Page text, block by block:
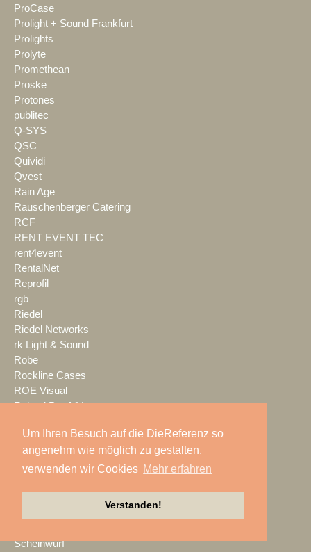
Um Ihren Besuch auf die DieReferenz so
angenehm wie möglich zu gestalten,
verwenden wir Cookies Mehr erfahren
Verstanden!
ProCase
Prolight + Sound Frankfurt
Prolights
Prolyte
Promethean
Proske
Protones
publitec
Q-SYS
QSC
Quividi
Qvest
Rain Age
Rauschenberger Catering
RCF
RENT EVENT TEC
rent4event
RentalNet
Reprofil
rgb
Riedel
Riedel Networks
rk Light & Sound
Robe
Rockline Cases
ROE Visual
Roland Pro A/V
RØDE
S.E.A. Vertrieb
Salzbrenner
Scheinwurf